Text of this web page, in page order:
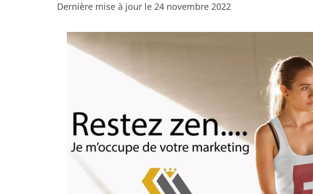
Dernière mise à jour le 24 novembre 2022